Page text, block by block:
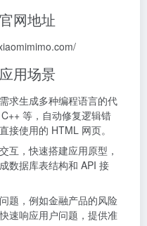
网地址
用场景
求生成多种编程语言的代
等，自动修复逻辑错
接使用的 HTML 网页。
互，快速搭建应用原型，
数据库表结构和 API 接
题，例如金融产品的风险
速响应用户问题，提供准